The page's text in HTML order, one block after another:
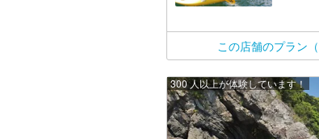
この店舗のプラン
300 人以上が体験しています！